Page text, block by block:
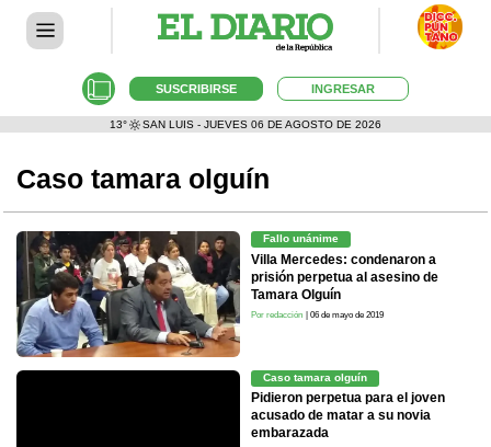
SUSCRIBIRSE INGRESAR
13° SAN LUIS - JUEVES 06 DE AGOSTO DE 2026
Caso tamara olguín
Fallo unánime
Villa Mercedes: condenaron a
prisión perpetua al asesino de
Tamara Olguín
Por redacción | 06 de mayo de 2019
Caso tamara olguín
Pidieron perpetua para el joven
acusado de matar a su novia
embarazada